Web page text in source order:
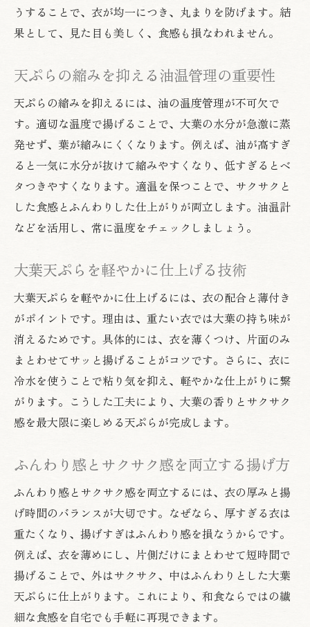
うすることで、衣が均一につき、丸まりを防げます。結
果として、見た目も美しく、食感も損なわれません。
天ぷらの縮みを抑える油温管理の重要性
天ぷらの縮みを抑えるには、油の温度管理が不可欠で
す。適切な温度で揚げることで、大葉の水分が急激に蒸
発せず、葉が縮みにくくなります。例えば、油が高すぎ
ると一気に水分が抜けて縮みやすくなり、低すぎるとベ
タつきやすくなります。適温を保つことで、サクサクと
した食感とふんわりした仕上がりが両立します。油温計
などを活用し、常に温度をチェックしましょう。
大葉天ぷらを軽やかに仕上げる技術
大葉天ぷらを軽やかに仕上げるには、衣の配合と薄付き
がポイントです。理由は、重たい衣では大葉の持ち味が
消えるためです。具体的には、衣を薄くつけ、片面のみ
まとわせてサッと揚げることがコツです。さらに、衣に
冷水を使うことで粘り気を抑え、軽やかな仕上がりに繋
がります。こうした工夫により、大葉の香りとサクサク
感を最大限に楽しめる天ぷらが完成します。
ふんわり感とサクサク感を両立する揚げ方
ふんわり感とサクサク感を両立するには、衣の厚みと揚
げ時間のバランスが大切です。なぜなら、厚すぎる衣は
重たくなり、揚げすぎはふんわり感を損なうからです。
例えば、衣を薄めにし、片側だけにまとわせて短時間で
揚げることで、外はサクサク、中はふんわりとした大葉
天ぷらに仕上がります。これにより、和食ならではの繊
細な食感を自宅でも手軽に再現できます。